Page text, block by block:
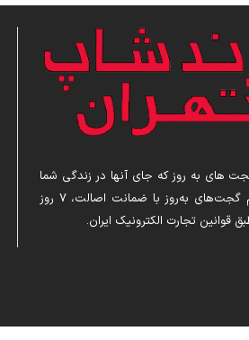
های به روز که جای آنها در زندگی شما
خالیست! واردکننده مستقیم گجت‌های به‌روز با ضمانت اصالت، ۷ روز
قوانین تجارت الکترونیک ایران.